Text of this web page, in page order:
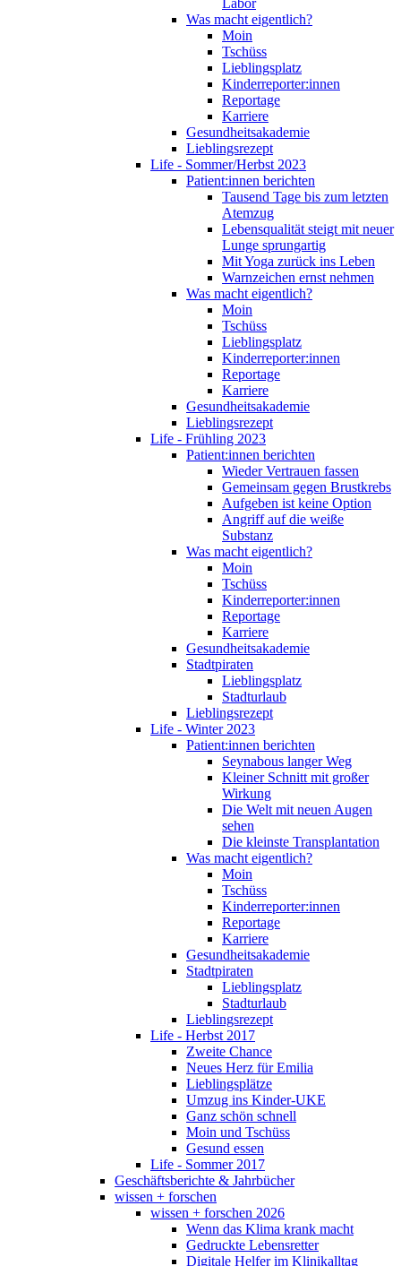
Labor
Was macht eigentlich?
Moin
Tschüss
Lieblingsplatz
Kinderreporter:innen
Reportage
Karriere
Gesundheitsakademie
Lieblingsrezept
Life - Sommer/Herbst 2023
Patient:innen berichten
Tausend Tage bis zum letzten
Atemzug
Lebensqualität steigt mit neuer
Lunge sprungartig
Mit Yoga zurück ins Leben
Warnzeichen ernst nehmen
Was macht eigentlich?
Moin
Tschüss
Lieblingsplatz
Kinderreporter:innen
Reportage
Karriere
Gesundheitsakademie
Lieblingsrezept
Life - Frühling 2023
Patient:innen berichten
Wieder Vertrauen fassen
Gemeinsam gegen Brustkrebs
Aufgeben ist keine Option
Angriff auf die weiße
Substanz
Was macht eigentlich?
Moin
Tschüss
Kinderreporter:innen
Reportage
Karriere
Gesundheitsakademie
Stadtpiraten
Lieblingsplatz
Stadturlaub
Lieblingsrezept
Life - Winter 2023
Patient:innen berichten
Seynabous langer Weg
Kleiner Schnitt mit großer
Wirkung
Die Welt mit neuen Augen
sehen
Die kleinste Transplantation
Was macht eigentlich?
Moin
Tschüss
Kinderreporter:innen
Reportage
Karriere
Gesundheitsakademie
Stadtpiraten
Lieblingsplatz
Stadturlaub
Lieblingsrezept
Life - Herbst 2017
Zweite Chance
Neues Herz für Emilia
Lieblingsplätze
Umzug ins Kinder-UKE
Ganz schön schnell
Moin und Tschüss
Gesund essen
Life - Sommer 2017
Geschäftsberichte & Jahrbücher
wissen + forschen
wissen + forschen 2026
Wenn das Klima krank macht
Gedruckte Lebensretter
Digitale Helfer im Klinikalltag